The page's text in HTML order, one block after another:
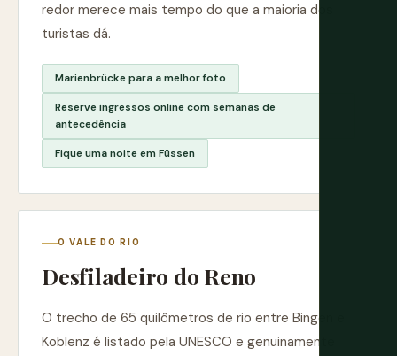
redor merece mais tempo do que a maioria dos
turistas dá.
Marienbrücke para a melhor foto
Reserve ingressos online com semanas de
antecedência
Fique uma noite em Füssen
O VALE DO RIO
Desfiladeiro do Reno
O trecho de 65 quilômetros de rio entre Bingen e
Koblenz é listado pela UNESCO e genuinamente